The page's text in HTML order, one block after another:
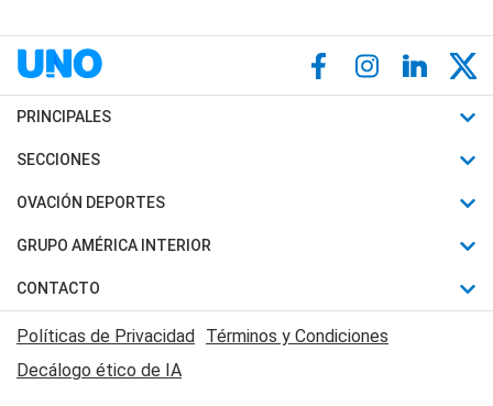
PRINCIPALES
Últimas Noticias
Política
Judiciales
Economia
SECCIONES
Horóscopo
Motores
Trucos caseros
Series y Películas
Edictos y Solicitadas
OVACIÓN DEPORTES
Fútbol
Mundial
Automovilismo
Rugby
GRUPO AMÉRICA INTERIOR
Canal 7 en Vivo
CONTACTO
Acerca de Nosotros
Contactanos
Políticas de Privacidad Términos y Condiciones
Decálogo ético de IA